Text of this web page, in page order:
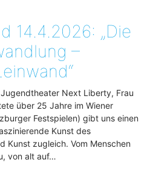
14.4.2026: „Die
–
Next Liberty, Frau
über 25 Jahre im Wiener
Festspielen) gibt uns einen
Kunst des
Kunst zugleich. Vom Menschen
von alt auf…